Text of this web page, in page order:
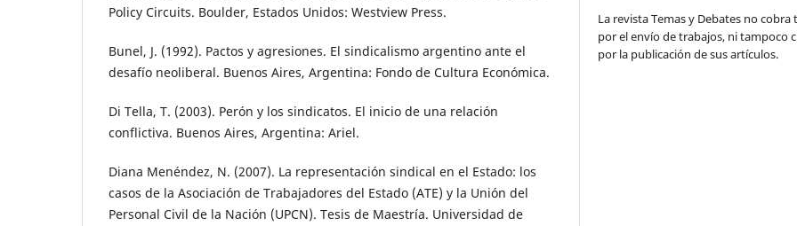
Policy Circuits. Boulder, Estados Unidos: Westview Press.
Bunel, J. (1992). Pactos y agresiones. El sindicalismo argentino ante el
desafío neoliberal. Buenos Aires, Argentina: Fondo de Cultura Económica.
Di Tella, T. (2003). Perón y los sindicatos. El inicio de una relación
conflictiva. Buenos Aires, Argentina: Ariel.
Diana Menéndez, N. (2007). La representación sindical en el Estado: los
casos de la Asociación de Trabajadores del Estado (ATE) y la Unión del
Personal Civil de la Nación (UPCN). Tesis de Maestría. Universidad de
La revista Temas y Debates no cobra
por el envío de trabajos, ni tampoco
por la publicación de sus artículos.